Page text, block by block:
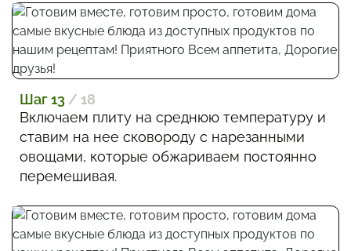
Шаг 13 / 18
Включаем плиту на среднюю температуру и
ставим на нее сковороду с нарезанными
овощами, которые обжариваем постоянно
перемешивая.